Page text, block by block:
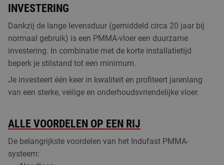
INVESTERING
Dankzij de lange levensduur (gemiddeld circa 20 jaar bij
normaal gebruik) is een PMMA-vloer een duurzame
investering. In combinatie met de korte installatietijd
beperk je stilstand tot een minimum.
Je investeert één keer in kwaliteit en profiteert jarenlang
van een sterke, veilige en onderhoudsvriendelijke vloer.
ALLE VOORDELEN OP EEN RIJ
De belangrijkste voordelen van het Indufast PMMA-
systeem: